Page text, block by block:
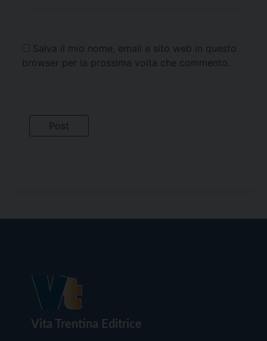
Salva il mio nome, email e sito web in questo
browser per la prossima volta che commento.
Vita Trentina Editrice